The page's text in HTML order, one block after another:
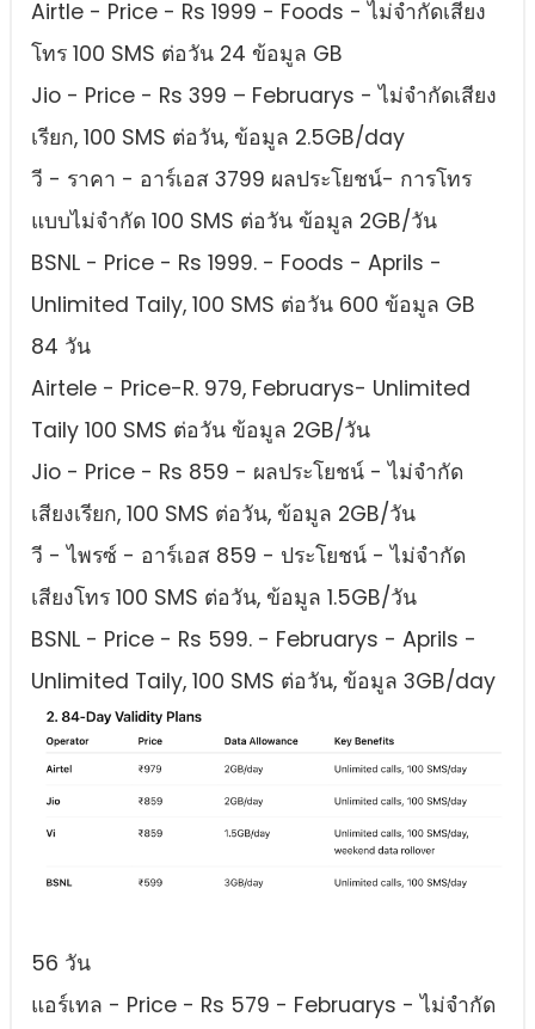
Airtle - Price - Rs 1999 - Foods - ไม่จํากัดเสียง
โทร 100 SMS ต่อวัน 24 ข้อมูล GB
Jio - Price - Rs 399 – Februarys - ไม่จํากัดเสียง
เรียก, 100 SMS ต่อวัน, ข้อมูล 2.5GB/day
วี - ราคา - อาร์เอส 3799 ผลประโยชน์- การโทร
แบบไม่จํากัด 100 SMS ต่อวัน ข้อมูล 2GB/วัน
BSNL - Price - Rs 1999. - Foods - Aprils -
Unlimited Taily, 100 SMS ต่อวัน 600 ข้อมูล GB
84 วัน
Airtele - Price-R. 979, Februarys- Unlimited
Taily 100 SMS ต่อวัน ข้อมูล 2GB/วัน
Jio - Price - Rs 859 - ผลประโยชน์ - ไม่จํากัด
เสียงเรียก, 100 SMS ต่อวัน, ข้อมูล 2GB/วัน
วี - ไพรซ์ - อาร์เอส 859 - ประโยชน์ - ไม่จํากัด
เสียงโทร 100 SMS ต่อวัน, ข้อมูล 1.5GB/วัน
BSNL - Price - Rs 599. - Februarys - Aprils -
Unlimited Taily, 100 SMS ต่อวัน, ข้อมูล 3GB/day
56 วัน
แอร์เทล - Price - Rs 579 - Februarys - ไม่จํากัด